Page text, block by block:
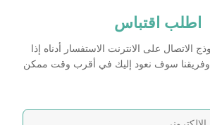
اطلب اقتباس
الاتصال على الانترنت الاستفسار أدناه إذا
وفريقنا سوف نعود إليك في أقرب وقت ممكن